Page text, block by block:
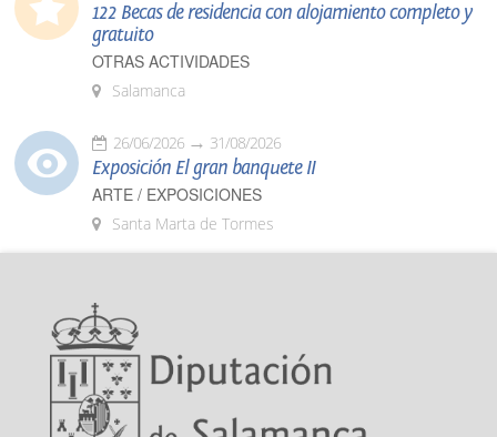
122 Becas de residencia con alojamiento completo y
gratuito
OTRAS ACTIVIDADES
Salamanca
26/06/2026 31/08/2026
Exposición El gran banquete II
ARTE / EXPOSICIONES
Santa Marta de Tormes